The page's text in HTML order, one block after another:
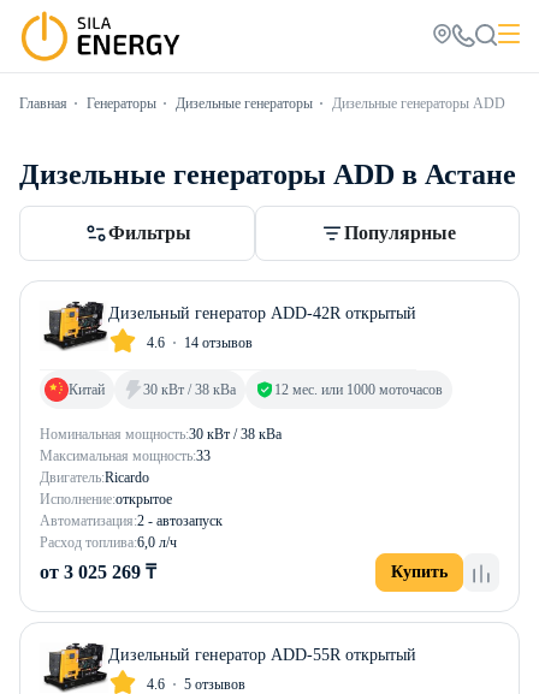
Главная Генераторы Дизельные генераторы Дизельные генераторы ADD
Дизельные генераторы ADD в Астане
Фильтры Популярные
Дизельный генератор ADD-42R открытый
4.6 14 отзывов
Номинальная мощность:30 кВт / 38 кВа
Максимальная мощность:33
Двигатель:Ricardo
Исполнение:открытое
Автоматизация:2 - автозапуск
Расход топлива:6,0 л/ч
Китай 30 кВт / 38 кВа 12 мес. или 1000 моточасов
от 3 025 269 ₸ Купить
Дизельный генератор ADD-55R открытый
4.6 5 отзывов